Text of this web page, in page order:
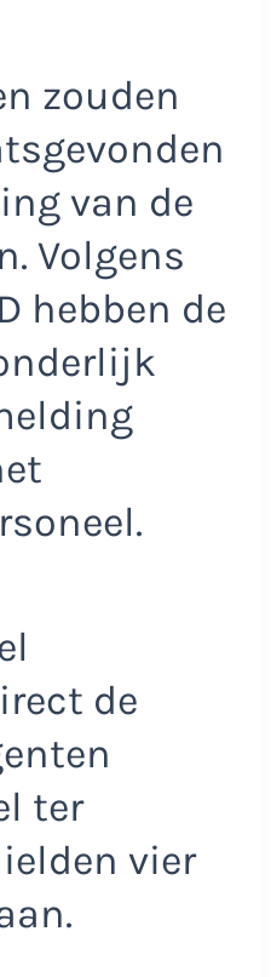
zouden
van de
Volgens
hebben de
de
ter
vier